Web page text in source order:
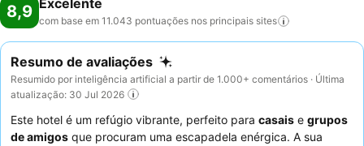
8,9 Excelente
com base em 11.043 pontuações nos principais sites
Resumo de avaliações
Resumido por inteligência artificial a partir de 1.000+ comentários · Última
atualização: 30 Jul 2026
Este hotel é um refúgio vibrante, perfeito para casais e grupos
de amigos que procuram uma escapadela enérgica. A sua